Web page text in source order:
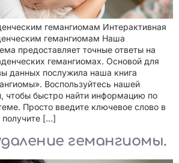
гемангиомам Интерактивная
гемангиомам Наша
предоставляет точные ответы на
гемангиомах. Основой для
данных послужила наша книга
Воспользуйтесь нашей
чтобы быстро найти информацию по
Просто введите ключевое слово в
получите […]
гемангиомы.